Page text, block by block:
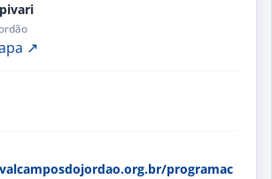
↗
programac